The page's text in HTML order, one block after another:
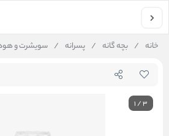
خانه / بچه گانه / پسرانه / سویشرت و
1/3